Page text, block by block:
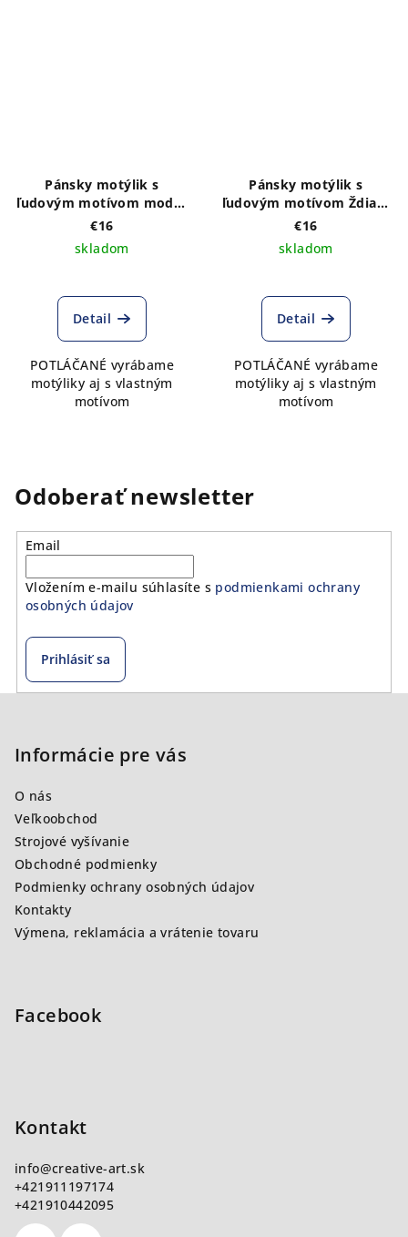
Pánsky motýlik s
ľudovým motívom modrý
kvietok2 POTLAČ
€16
skladom
Detail
POTLÁČANÉ vyrábame
motýliky aj s vlastným
motívom
Pánsky motýlik s
ľudovým motívom Ždiar1
potlač
€16
skladom
Detail
POTLÁČANÉ vyrábame
motýliky aj s vlastným
motívom
Odoberať newsletter
Email
Vložením e-mailu súhlasíte s podmienkami ochrany
osobných údajov
Prihlásiť sa
Informácie pre vás
O nás
Veľkoobchod
Strojové vyšívanie
Obchodné podmienky
Podmienky ochrany osobných údajov
Kontakty
Výmena, reklamácia a vrátenie tovaru
Facebook
Kontakt
info@creative-art.sk
+421911197174
+421910442095